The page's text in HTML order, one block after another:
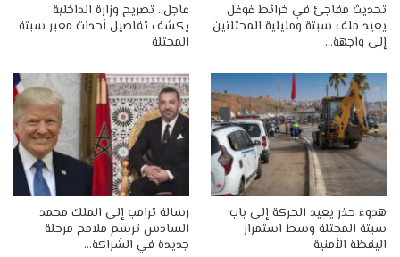
تحديث مفاجئ في خرائط غوغل
يعيد ملف سبتة ومليلية المحتلتين
إلى واجهة…
عاجل.. تصريح وزارة الداخلية
يكشف تفاصيل أحداث معبر سبتة
المحتلة
هدوء حذر يعيد الحركة إلى باب
سبتة المحتلة وسط استمرار
اليقظة الأمنية
رسالة ترامب إلى الملك محمد
السادس ترسم ملامح مرحلة
جديدة في الشراكة…